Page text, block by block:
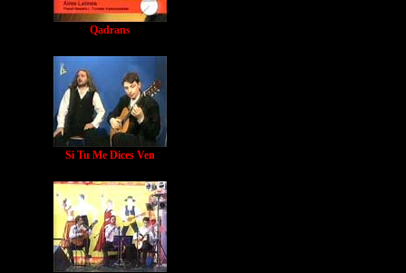
Qadrans
Si Tu Me Dices Ven